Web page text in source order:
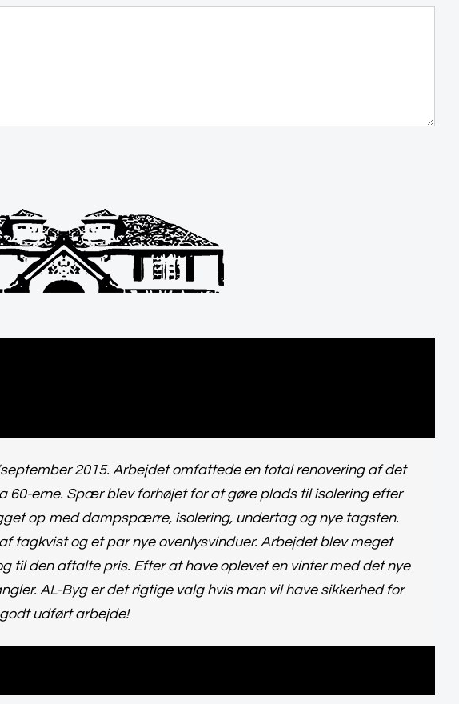
2015. Arbejdet omfattede en total renovering af det
erne. Spær blev forhøjet for at gøre plads til isolering efter
op med dampspærre, isolering, undertag og nye tagsten.
tagkvist og et par nye ovenlysvinduer. Arbejdet blev meget
til den aftalte pris. Efter at have oplevet en vinter med det nye
AL-Byg er det rigtige valg hvis man vil have sikkerhed for
godt udført arbejde!